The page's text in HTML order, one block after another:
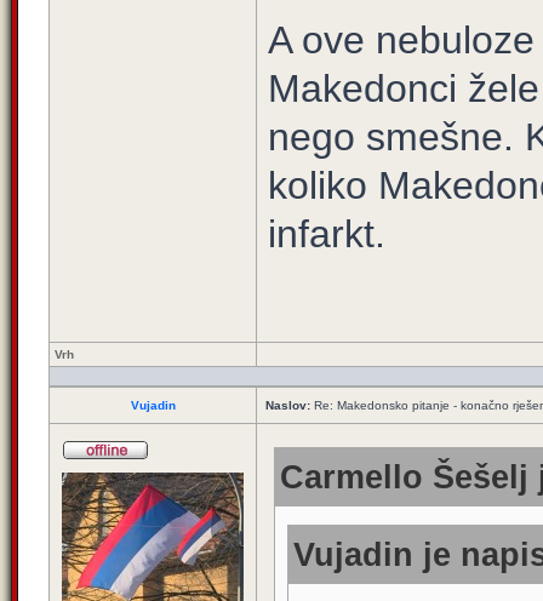
A ove
Makedonci
nego smešne.
koliko
infarkt.
Vrh
Vujadin Naslov: Re: Makedonsko pitanje - konačno
Carmello Šešelj
Vujadin je